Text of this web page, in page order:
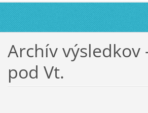
Archív výsledkov
pod Vt.